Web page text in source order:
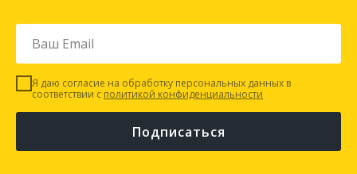
Я даю согласие на обработку персональных данных в
соответствии с политикой конфиденциальности
Подписаться